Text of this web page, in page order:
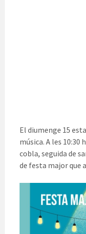
El diumenge 15
música. A les 10:30
cobla, seguida de
de festa major que